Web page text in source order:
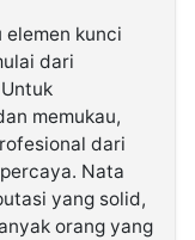
elemen kunci
dari
memukau,
dari
Nata
yang solid,
orang yang